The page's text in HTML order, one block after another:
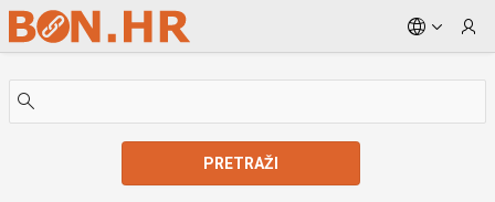
Skip to Main Content
PRETRAŽI